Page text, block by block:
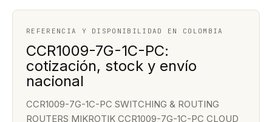
REFERENCIA Y DISPONIBILIDAD EN COLOMBIA
CCR1009-7G-1C-PC:
cotización, stock y envío
nacional
CCR1009-7G-1C-PC SWITCHING & ROUTING
ROUTERS MIKROTIK CCR1009-7G-1C-PC CLOUD